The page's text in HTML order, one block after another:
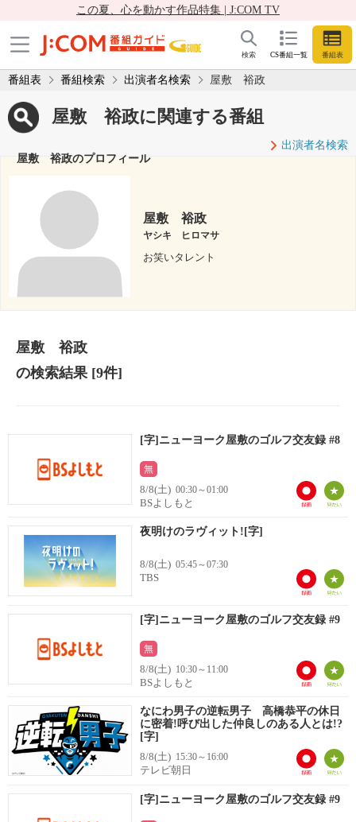
この夏、心を動かす作品特集 | J:COM TV
CS番組一覧 番組表
検索
番組表 番組検索 出演者名検索 屋敷 裕政
屋敷 裕政に関連する番組
出演者名検索
屋敷 裕政のプロフィール
屋敷 裕政
ヤシキ ヒロマサ
お笑いタレント
屋敷 裕政
の検索結果[9件]
[字]ニューヨーク屋敷のゴルフ交友録 #8
無
8/8(土) 00:30～01:00
BSよしもと
夜明けのラヴィット![字]
8/8(土) 05:45～07:30
TBS
[字]ニューヨーク屋敷のゴルフ交友録 #9
無
8/8(土) 10:30～11:00
BSよしもと
なにわ男子の逆転男子 高橋恭平の休日
に密着!呼び出した仲良しのある人とは!?
[字]
8/8(土) 15:30～16:00
テレビ朝日
[字]ニューヨーク屋敷のゴルフ交友録 #9